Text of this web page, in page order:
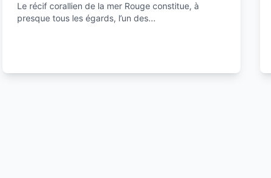
Le récif corallien de la mer Rouge constitue, à
presque tous les égards, l’un des...